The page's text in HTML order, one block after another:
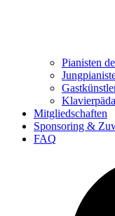
Pianisten
Mitgliedschaften
Sponsoring &
FAQ